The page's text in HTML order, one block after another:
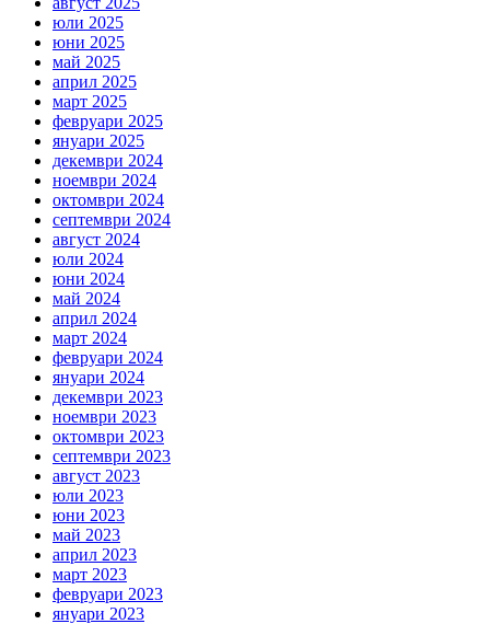
юли 2025
юни 2025
май 2025
април 2025
март 2025
февруари 2025
януари 2025
декември 2024
ноември 2024
октомври 2024
септември 2024
август 2024
юли 2024
юни 2024
май 2024
април 2024
март 2024
февруари 2024
януари 2024
декември 2023
ноември 2023
октомври 2023
септември 2023
август 2023
юли 2023
юни 2023
май 2023
април 2023
март 2023
февруари 2023
януари 2023